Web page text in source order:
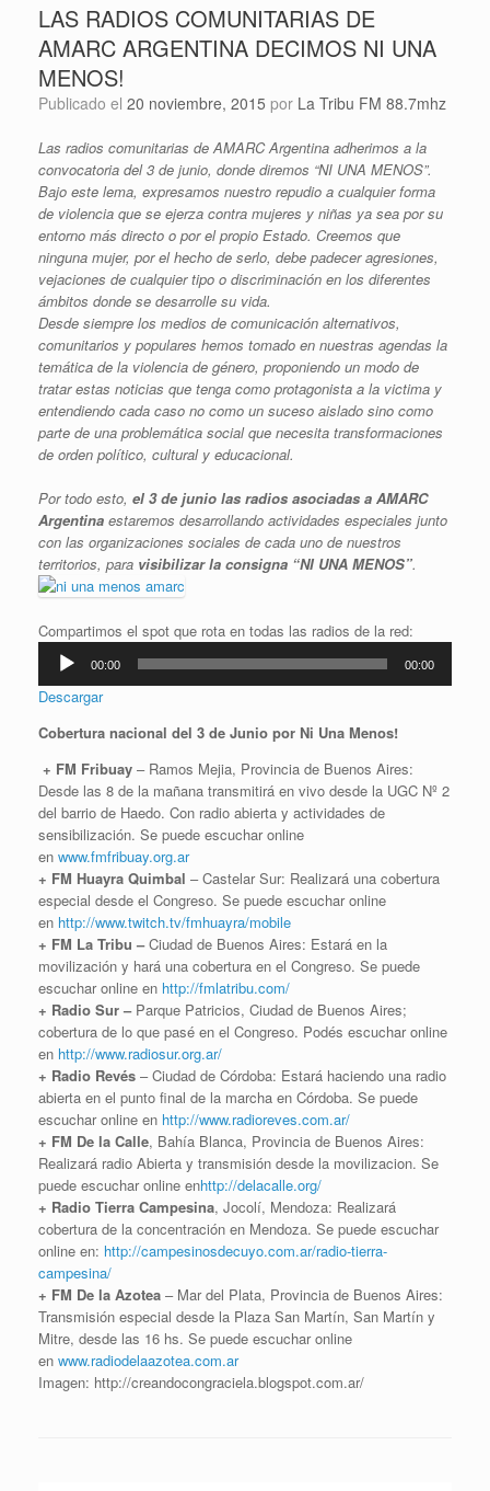
LAS RADIOS COMUNITARIAS DE
AMARC ARGENTINA DECIMOS NI UNA
MENOS!
Publicado el 20 noviembre, 2015 por La Tribu FM 88.7mhz
Las radios comunitarias de AMARC Argentina adherimos a la
convocatoria del 3 de junio, donde diremos “NI UNA MENOS”.
Bajo este lema, expresamos nuestro repudio a cualquier forma
de violencia que se ejerza contra mujeres y niñas ya sea por su
entorno más directo o por el propio Estado. Creemos que
ninguna mujer, por el hecho de serlo, debe padecer agresiones,
vejaciones de cualquier tipo o discriminación en los diferentes
ámbitos donde se desarrolle su vida.
Desde siempre los medios de comunicación alternativos,
comunitarios y populares hemos tomado en nuestras agendas la
temática de la violencia de género, proponiendo un modo de
tratar estas noticias que tenga como protagonista a la victima y
entendiendo cada caso no como un suceso aislado sino como
parte de una problemática social que necesita transformaciones
de orden político, cultural y educacional.
Por todo esto, el 3 de junio las radios asociadas a AMARC
Argentina estaremos desarrollando actividades especiales junto
con las organizaciones sociales de cada uno de nuestros
territorios, para visibilizar la consigna “NI UNA MENOS”.
Compartimos el spot que rota en todas las radios de la red:
Reproductor
audio
00:00 00:00
Descargar
Cobertura nacional del 3 de Junio por Ni Una Menos!
+ FM Fribuay – Ramos Mejia, Provincia de Buenos Aires:
Desde las 8 de la mañana transmitirá en vivo desde la UGC Nº 2
del barrio de Haedo. Con radio abierta y actividades de
sensibilización. Se puede escuchar online
en www.fmfribuay.org.ar
+ FM Huayra Quimbal – Castelar Sur: Realizará una cobertura
especial desde el Congreso. Se puede escuchar online
en http://www.twitch.tv/fmhuayra/mobile
+ FM La Tribu –Ciudad de Buenos Aires: Estará en la
movilización y hará una cobertura en el Congreso. Se puede
escuchar online en http://fmlatribu.com/
+ Radio Sur –Parque Patricios, Ciudad de Buenos Aires;
cobertura de lo que pasé en el Congreso. Podés escuchar online
en http://www.radiosur.org.ar/
+ Radio Revés – Ciudad de Córdoba: Estará haciendo una radio
abierta en el punto final de la marcha en Córdoba. Se puede
escuchar online en http://www.radioreves.com.ar/
+ FM De la Calle, Bahía Blanca, Provincia de Buenos Aires:
Realizará radio Abierta y transmisión desde la movilizacion. Se
puede escuchar online enhttp://delacalle.org/
+ Radio Tierra Campesina, Jocolí, Mendoza: Realizará
cobertura de la concentración en Mendoza. Se puede escuchar
online en: http://campesinosdecuyo.com.ar/radio-tierra-
campesina/
+ FM De la Azotea – Mar del Plata, Provincia de Buenos Aires:
Transmisión especial desde la Plaza San Martín, San Martín y
Mitre, desde las 16 hs. Se puede escuchar online
en www.radiodelaazotea.com.ar
Imagen: http://creandocongraciela.blogspot.com.ar/